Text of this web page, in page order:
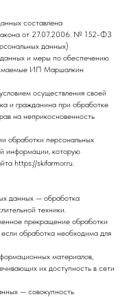
составлена
от 27.07.2006. № 152-ФЗ
данных)
и меры по обеспечению
ИП Маршалкин
осуществления своей
и гражданина при обработке
на неприкосновенность
обработки персональных
информации, которую
https://skifarmor.ru.
данных — обработка
техники.
прекращение обработки
обработка необходима для
материалов,
их доступность в сети
— совокупность